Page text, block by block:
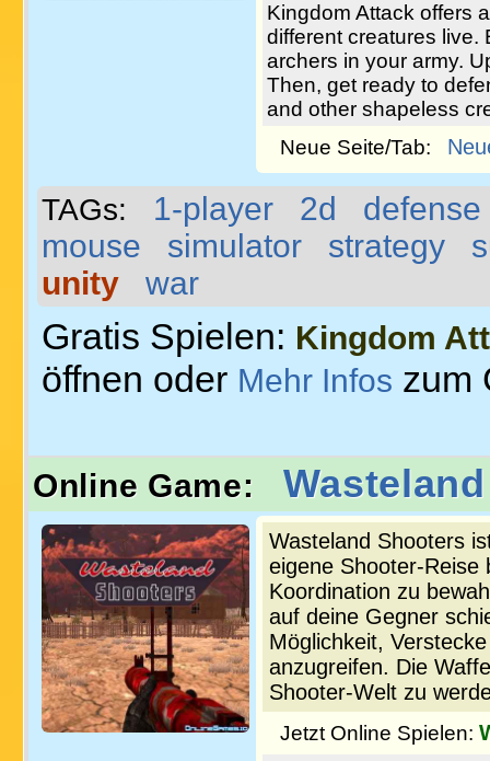
Kingdom Attack offers
different creatures live.
archers in your army.
Then, get ready to
and other shapeless
Neue Seite/Tab:
TAGs: 1-player 2d
defense
mouse
simulator strategy
unity
war
Gratis Spielen: Kingdom
öffnen oder Mehr Infos zum
Online Game:
Wasteland Shooters
eigene Shooter-Reise
Koordination zu
auf deine Gegner
Möglichkeit,
anzugreifen. Die
Shooter-Welt zu
Jetzt Online Spielen: